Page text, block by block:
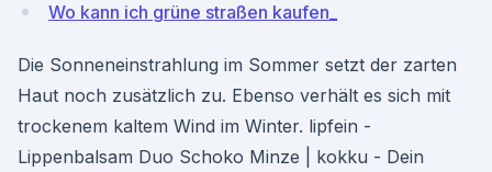
Wo kann ich grüne straßen kaufen_
Die Sonneneinstrahlung im Sommer setzt der zarten
Haut noch zusätzlich zu. Ebenso verhält es sich mit
trockenem kaltem Wind im Winter. lipfein -
Lippenbalsam Duo Schoko Minze | kokku - Dein